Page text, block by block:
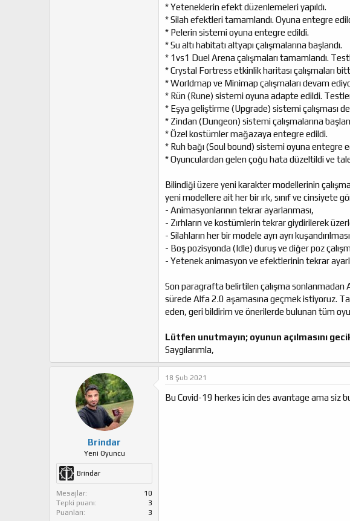
* Yeteneklerin efekt düzenlemeleri yapıldı.
* Silah efektleri tamamlandı. Oyuna entegre
* Pelerin sistemi oyuna entegre edildi.
* Su altı habitatı altyapı çalışmalarına başlandı.
* 1vs1 Duel Arena çalışmaları tamamlandı.
* Crystal Fortress etkinlik haritası çalışmaları
* Worldmap ve Minimap çalışmaları devam
* Rün (Rune) sistemi oyuna adapte edildi.
* Eşya geliştirme (Upgrade) sistemi çalışması
* Zindan (Dungeon) sistemi çalışmalarına
* Özel kostümler mağazaya entegre edildi.
* Ruh bağı (Soul bound) sistemi oyuna entegre
* Oyunculardan gelen çoğu hata düzeltildi ve
Bilindiği üzere yeni karakter modellerinin
yeni modellere ait her bir ırk, sınıf ve cinsiyete
- Animasyonlarının tekrar ayarlanması,
- Zırhların ve kostümlerin tekrar giydirilerek
- Silahların her bir modele ayrı ayrı
- Boş pozisyonda (Idle) duruş ve diğer poz
- Yetenek animasyon ve efektlerinin tekrar
Son paragrafta belirtilen çalışma sonlanmadan
sürede Alfa 2.0 aşamasına geçmek istiyoruz.
eden, geri bildirim ve önerilerde bulunan tüm
Lütfen unutmayın; oyunun açılmasını
Saygılarımla,
Brindar
Yeni Oyuncu
Brindar
Mesajlar
10
Tepki puanı
3
Puanları
3
18 Şub 2021
Bu Covid-19 herkes icin des avantage ama siz